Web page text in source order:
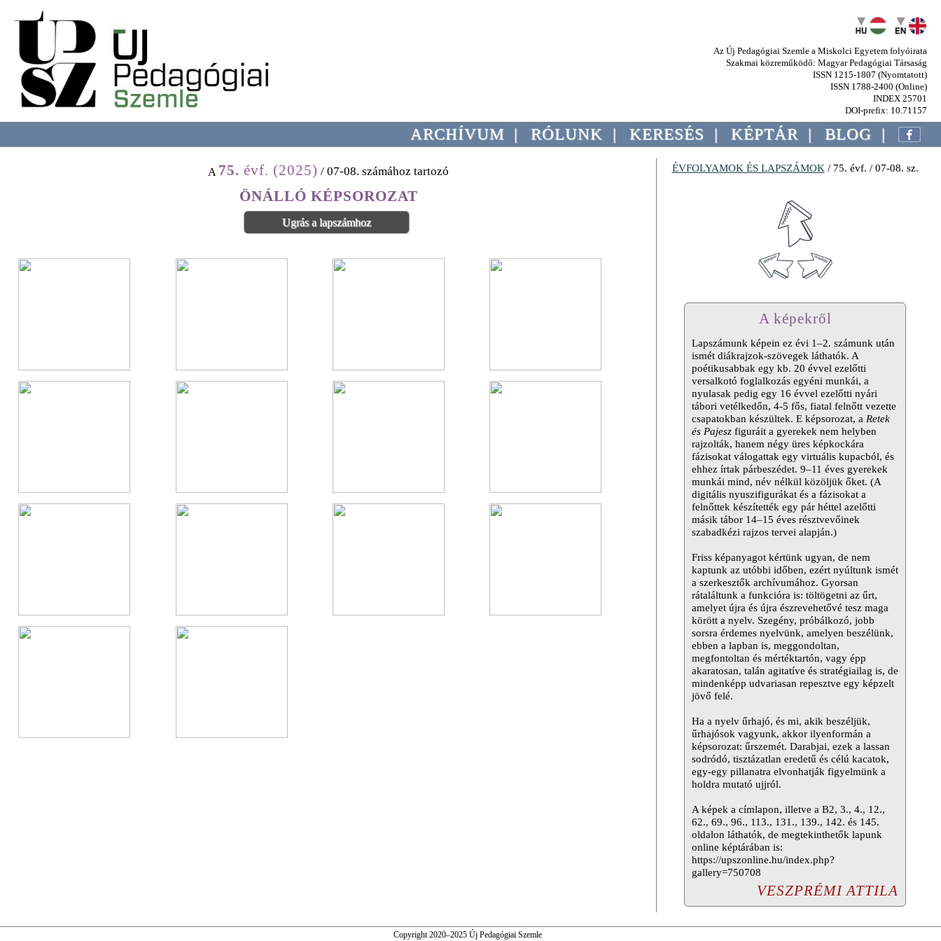
Az Új Pedagógiai Szemle a Miskolci Egyetem folyóirata
Szakmai közreműködő: Magyar Pedagógiai Társaság
ISSN 1215-1807 (Nyomtatott)
ISSN 1788-2400 (Online)
INDEX 25701
DOI-prefix: 10.71157
ARCHÍVUM | RÓLUNK | KERESÉS | KÉPTÁR | BLOG |
A 75. évf. (2025) / 07-08. számához tartozó
ÖNÁLLÓ KÉPSOROZAT
Ugrás a lapszámhoz
ÉVFOLYAMOK ÉS LAPSZÁMOK / 75. évf. / 07-08. sz.
A képekről
Lapszámunk képein ez évi 1–2. számunk után
ismét diákrajzok-szövegek láthatók. A
poétikusabbak egy kb. 20 évvel ezelőtti
versalkotó foglalkozás egyéni munkái, a
nyulasak pedig egy 16 évvel ezelőtti nyári
tábori vetélkedőn, 4-5 fős, fiatal felnőtt vezette
csapatokban készültek. E képsorozat, a Retek
és Pajesz figuráit a gyerekek nem helyben
rajzolták, hanem négy üres képkockára
fázisokat válogattak egy virtuális kupacból, és
ehhez írtak párbeszédet. 9–11 éves gyerekek
munkái mind, név nélkül közöljük őket. (A
digitális nyuszifigurákat és a fázisokat a
felnőttek készítették egy pár héttel azelőtti
másik tábor 14–15 éves résztvevőinek
szabadkézi rajzos tervei alapján.)
Friss képanyagot kértünk ugyan, de nem
kaptunk az utóbbi időben, ezért nyúltunk ismét
a szerkesztők archívumához. Gyorsan
rátaláltunk a funkcióra is: töltögetni az űrt,
amelyet újra és újra észrevehetővé tesz maga
körött a nyelv. Szegény, próbálkozó, jobb
sorsra érdemes nyelvünk, amelyen beszélünk,
ebben a lapban is, meggondoltan,
megfontoltan és mértéktartón, vagy épp
akaratosan, talán agitatíve és stratégiailag is, de
mindenképp udvariasan repesztve egy képzelt
jövő felé.
Ha a nyelv űrhajó, és mi, akik beszéljük,
űrhajósok vagyunk, akkor ilyenformán a
képsorozat: űrszemét. Darabjai, ezek a lassan
sodródó, tisztázatlan eredetű és célú kacatok,
egy-egy pillanatra elvonhatják figyelmünk a
holdra mutató ujjról.
A képek a címlapon, illetve a B2, 3., 4., 12.,
62., 69., 96., 113., 131., 139., 142. és 145.
oldalon láthatók, de megtekinthetők lapunk
online képtárában is:
https://upszonline.hu/index.php?
gallery=750708
VESZPRÉMI ATTILA
Copyright 2020–2025 Új Pedagógiai Szemle